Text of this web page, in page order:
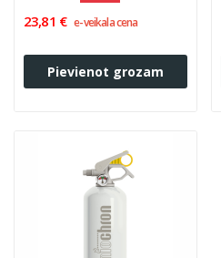
23,81 € e-veikala cena
Pievienot grozam